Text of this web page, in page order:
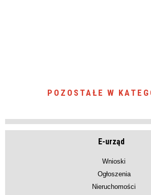
POZOSTAŁE W
E-urząd
Wnioski
Ogłoszenia
Nieruchomości